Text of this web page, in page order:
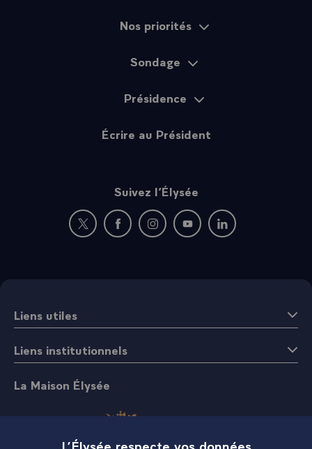
Nos priorités
Sondage
Présidence
Écrire au Président
Suivez l’Élysée
Nouvelle fenêtre : rejoignez-nous sur Twitter
Nouvelle fenêtre : rejoignez-nous sur
Nouvelle fenêtre : rejoignez-nous
Nouvelle fenêtre :
Nouvelle fenêtre :
Liens utiles
Liens institutionnels
La Maison Élysée
L’Élysée respecte vos données